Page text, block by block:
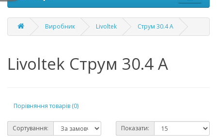
Виробник Livoltek Струм 30.4 A
Livoltek Струм 30.4 A
Порівняння товарів (0)
Сортування: Показати: